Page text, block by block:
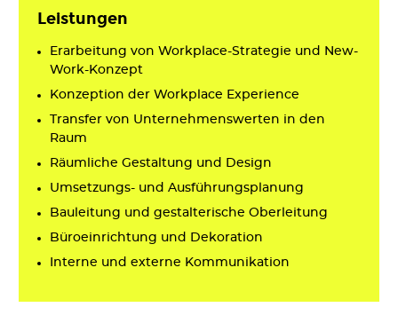
Leistungen
Erarbeitung von Workplace-Strategie und New-
Work-Konzept
Konzeption der Workplace Experience
Transfer von Unternehmenswerten in den
Raum
Räumliche Gestaltung und Design
Umsetzungs- und Ausführungsplanung
Bauleitung und gestalterische Oberleitung
Büroeinrichtung und Dekoration
Interne und externe Kommunikation